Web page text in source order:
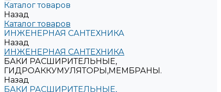
Каталог товаров
Назад
Каталог товаров
ИНЖЕНЕРНАЯ САНТЕХНИКА
Назад
ИНЖЕНЕРНАЯ САНТЕХНИКА
БАКИ РАСШИРИТЕЛЬНЫЕ,
ГИДРОАККУМУЛЯТОРЫ,МЕМБРАНЫ.
Назад
БАКИ РАСШИРИТЕЛЬНЫЕ,